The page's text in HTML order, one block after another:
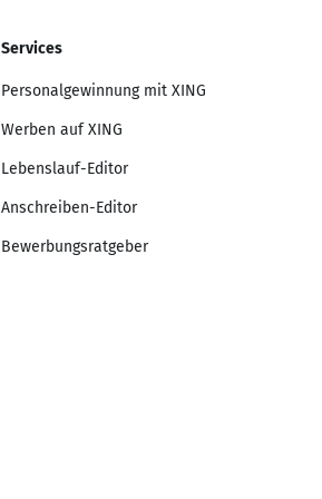
Services
Personalgewinnung mit XING
Werben auf XING
Lebenslauf-Editor
Anschreiben-Editor
Bewerbungsratgeber